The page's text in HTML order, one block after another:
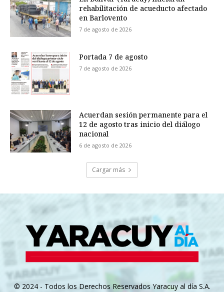
rehabilitación de acueducto afectado
en Barlovento
7 de agosto de 2026
Portada 7 de agosto
7 de agosto de 2026
Acuerdan sesión permanente para el
12 de agosto tras inicio del diálogo
nacional
6 de agosto de 2026
Cargar más
© 2024 - Todos los Derechos Reservados Yaracuy al día S.A.